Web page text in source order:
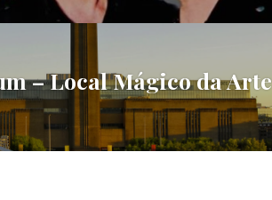
– Local Mágico da Arte